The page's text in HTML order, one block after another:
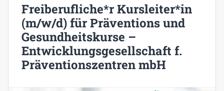
Freiberufliche*r Kursleiter*in
(m/w/d) für Präventions und
Gesundheitskurse –
Entwicklungsgesellschaft f.
Präventionszentren mbH